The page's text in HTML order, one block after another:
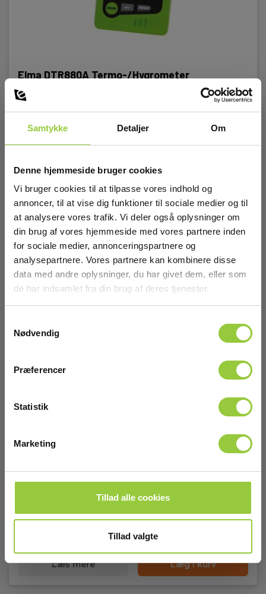
Samtykke Detaljer Om
Denne hjemmeside bruger cookies
Vi bruger cookies til at tilpasse vores indhold og
annoncer, til at vise dig funktioner til sociale medier og til
at analysere vores trafik. Vi deler også oplysninger om
din brug af vores hjemmeside med vores partnere inden
for sociale medier, annonceringspartnere og
analysepartnere. Vores partnere kan kombinere disse
data med andre oplysninger, du har givet dem, eller som
de har indsamlet fra din brug af deres tjenester.
Nødvendig
Præferencer
Statistik
Marketing
Tillad alle cookies
Tillad valgte
Elma DTR880A Termo-/Hygrometer
EAN 5706445270064
På lager
195,00 DKK Excl. moms
Læs mere
På lager
Excl. moms
Læs mere Læg i kurv